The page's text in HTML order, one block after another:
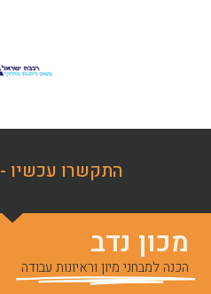
התקשרו עכשיו - 03-6206306
מכון נדב
הכנה למבחני מיון וראיונות עבודה